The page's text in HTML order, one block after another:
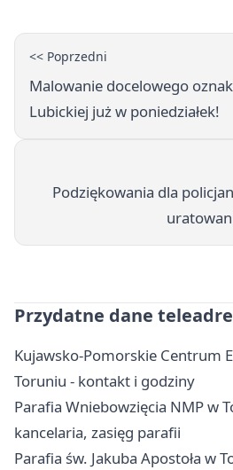
<< Poprzedni
Malowanie docelowego
Lubickiej już w poniedziałek!
Podziękowania dla
Przydatne dane
Kujawsko-Pomorskie Centrum
Toruniu - kontakt i godziny
Parafia Wniebowzięcia NMP w
kancelaria, zasięg parafii
Parafia św. Jakuba Apostoła w